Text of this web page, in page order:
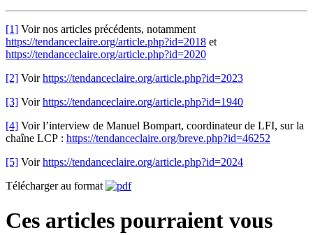
[1] Voir nos articles précédents, notamment
https://tendanceclaire.org/article.php?id=2018 et
https://tendanceclaire.org/article.php?id=2020
[2] Voirhttps://tendanceclaire.org/article.php?id=2023
[3] Voirhttps://tendanceclaire.org/article.php?id=1940
[4] Voir l’interview de Manuel Bompart, coordinateur de LFI, sur la
chaîne LCP : https://tendanceclaire.org/breve.php?id=46252
[5] Voirhttps://tendanceclaire.org/article.php?id=2024
Télécharger au format
Ces articles pourraient vous